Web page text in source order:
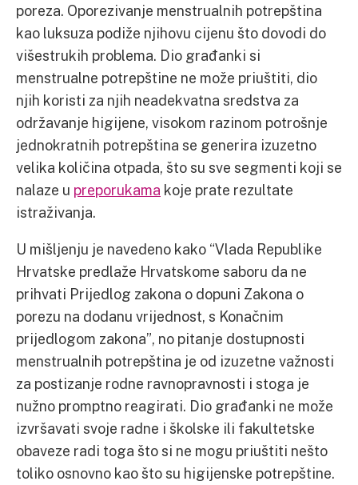
poreza. Oporezivanje menstrualnih potrepština
kao luksuza podiže njihovu cijenu što dovodi do
višestrukih problema. Dio građanki si
menstrualne potrepštine ne može priuštiti, dio
njih koristi za njih neadekvatna sredstva za
održavanje higijene, visokom razinom potrošnje
jednokratnih potrepština se generira izuzetno
velika količina otpada, što su sve segmenti koji se
nalaze u preporukama koje prate rezultate
istraživanja.
U mišljenju je navedeno kako “Vlada Republike
Hrvatske predlaže Hrvatskome saboru da ne
prihvati Prijedlog zakona o dopuni Zakona o
porezu na dodanu vrijednost, s Konačnim
prijedlogom zakona”, no pitanje dostupnosti
menstrualnih potrepština je od izuzetne važnosti
za postizanje rodne ravnopravnosti i stoga je
nužno promptno reagirati. Dio građanki ne može
izvršavati svoje radne i školske ili fakultetske
obaveze radi toga što si ne mogu priuštiti nešto
toliko osnovno kao što su higijenske potrepštine.